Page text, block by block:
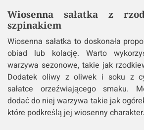
Wiosenna sałatka z
szpinakiem
Wiosenna sałatka to doskonała
obiad lub kolację. Warto
warzywa sezonowe, takie jak
Dodatek oliwy z oliwek i soku z
sałatce orzeźwiającego smaku.
dodać do niej warzywa takie jak
które podkreślą jej wiosenny charakter.